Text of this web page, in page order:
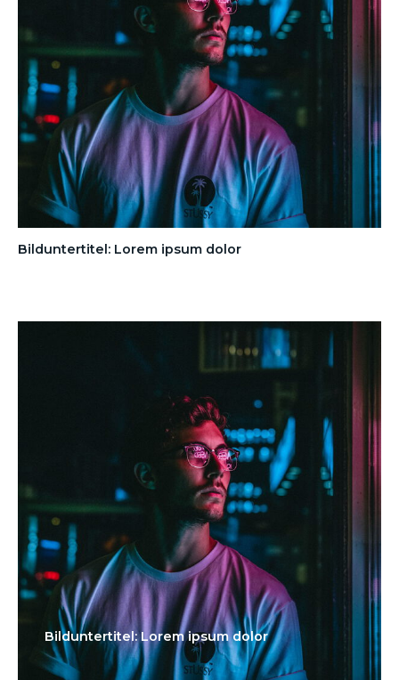
Bilduntertitel: Lorem ipsum dolor
Bilduntertitel: Lorem ipsum dolor